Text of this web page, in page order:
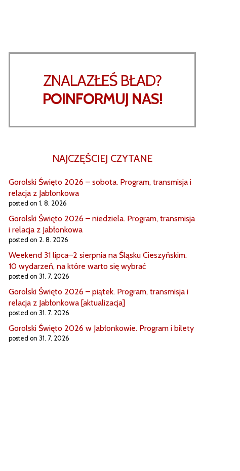
ZNALAZŁEŚ BŁAD?
POINFORMUJ NAS!
NAJCZĘŚCIEJ CZYTANE
Gorolski Święto 2026 – sobota. Program, transmisja i
relacja z Jabłonkowa
posted on 1. 8. 2026
Gorolski Święto 2026 – niedziela. Program, transmisja
i relacja z Jabłonkowa
posted on 2. 8. 2026
Weekend 31 lipca–2 sierpnia na Śląsku Cieszyńskim.
10 wydarzeń, na które warto się wybrać
posted on 31. 7. 2026
Gorolski Święto 2026 – piątek. Program, transmisja i
relacja z Jabłonkowa [aktualizacja]
posted on 31. 7. 2026
Gorolski Święto 2026 w Jabłonkowie. Program i bilety
posted on 31. 7. 2026